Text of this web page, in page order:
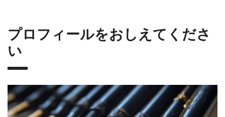
プロフィールをおしえてくださ
い